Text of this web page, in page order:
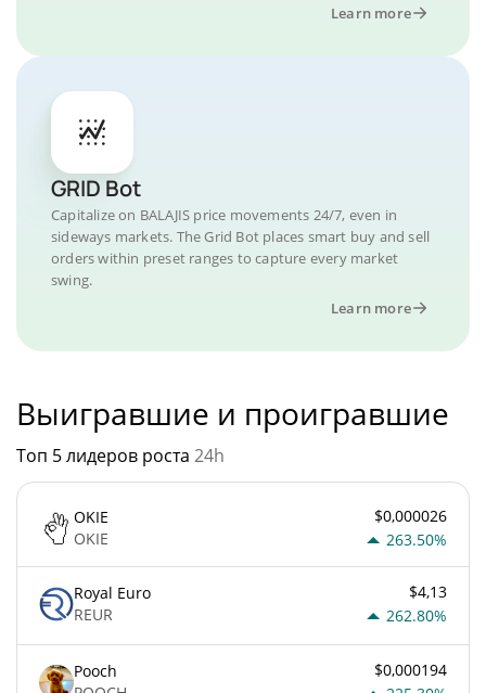
Learn more
GRID Bot
Capitalize on BALAJIS price movements 24/7, even in
sideways markets. The Grid Bot places smart buy and sell
orders within preset ranges to capture every market
swing.
Learn more
Выигравшие и проигравшие
Топ 5 лидеров роста 24h
OKIE
OKIE
$0,000026
263.50%
Royal Euro
REUR
$4,13
262.80%
Pooch
$0,000194